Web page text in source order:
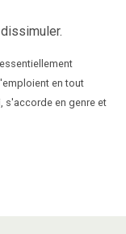
en tout
s'accorde en genre et